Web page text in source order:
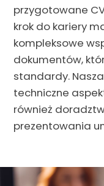
przygotowane
krok do kariery
kompleksowe
dokumentów,
standardy.
techniczne
również
prezentowania